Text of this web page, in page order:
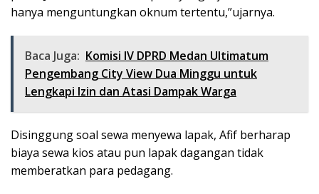
hanya menguntungkan oknum tertentu,”ujarnya.
Baca Juga: Komisi IV DPRD Medan Ultimatum
Pengembang City View Dua Minggu untuk
Lengkapi Izin dan Atasi Dampak Warga
Disinggung soal sewa menyewa lapak, Afif berharap
biaya sewa kios atau pun lapak dagangan tidak
memberatkan para pedagang.